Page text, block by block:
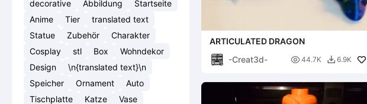
decorative
Abbildung
Startseite
Anime
Tier
translated text
Statue
Zubehör
Charakter
Cosplay
stl Box
Wohndekor
Design
\n{translated text}\n
Speicher
Ornament
Auto
Tischplatte
Katze
Vase
ARTICULATED DRAGON
-Creat3d-
 44.7K  6.9K